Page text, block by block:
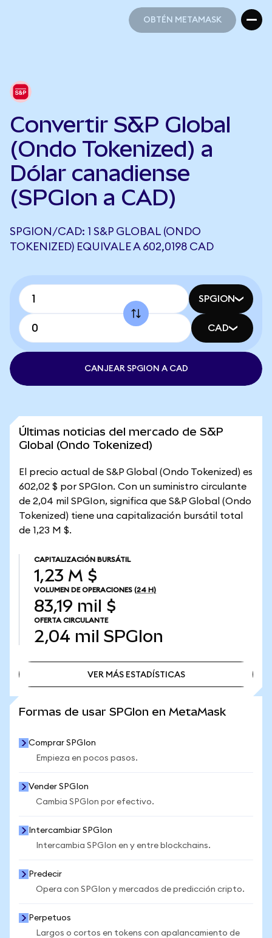
OBTÉN METAMASK
Convertir S&P Global
(Ondo Tokenized) a
Dólar canadiense
(SPGIon a CAD)
SPGION/CAD: 1 S&P GLOBAL (ONDO
TOKENIZED) EQUIVALE A 602,0198 CAD
SPGION
CAD
CANJEAR SPGION A CAD
Últimas noticias del mercado de S&P
Global (Ondo Tokenized)
El precio actual de S&P Global (Ondo Tokenized) es
602,02 $ por SPGIon. Con un suministro circulante
de 2,04 mil SPGIon, significa que S&P Global (Ondo
Tokenized) tiene una capitalización bursátil total
de 1,23 M $.
CAPITALIZACIÓN BURSÁTIL
1,23 M $
VOLUMEN DE OPERACIONES (24 H)
83,19 mil $
OFERTA CIRCULANTE
2,04 mil SPGIon
VER MÁS ESTADÍSTICAS
Formas de usar SPGIon en MetaMask
Comprar SPGIon
Empieza en pocos pasos.
Vender SPGIon
Cambia SPGIon por efectivo.
Intercambiar SPGIon
Intercambia SPGIon en y entre blockchains.
Predecir
Opera con SPGIon y mercados de predicción cripto.
Perpetuos
Largos o cortos en tokens con apalancamiento de